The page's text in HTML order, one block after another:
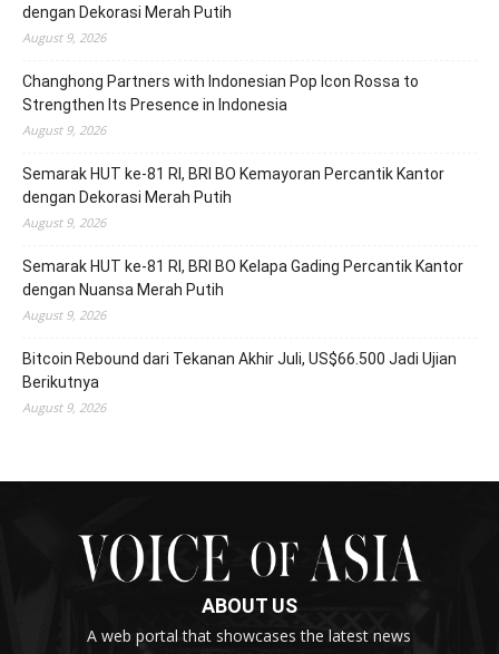
dengan Dekorasi Merah Putih
August 9, 2026
Changhong Partners with Indonesian Pop Icon Rossa to
Strengthen Its Presence in Indonesia
August 9, 2026
Semarak HUT ke-81 RI, BRI BO Kemayoran Percantik Kantor
dengan Dekorasi Merah Putih
August 9, 2026
Semarak HUT ke-81 RI, BRI BO Kelapa Gading Percantik Kantor
dengan Nuansa Merah Putih
August 9, 2026
Bitcoin Rebound dari Tekanan Akhir Juli, US$66.500 Jadi Ujian
Berikutnya
August 9, 2026
ABOUT US
A web portal that showcases the latest news